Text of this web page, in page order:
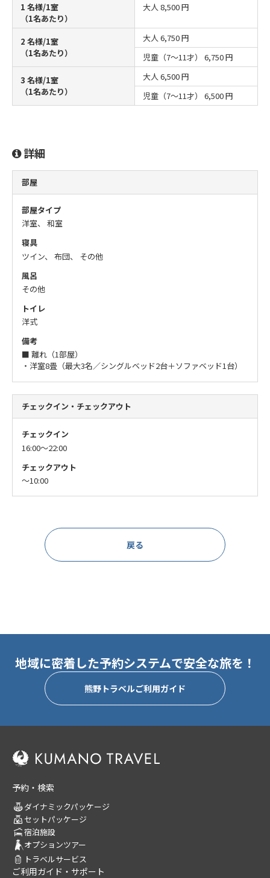
1 名様/1室
（1名あたり）
大人 8,500 円
2 名様/1室
（1名あたり）
大人 6,750 円
児童（7～11才） 6,750 円
3 名様/1室
（1名あたり）
大人 6,500 円
児童（7～11才） 6,500 円
詳細
部屋
部屋タイプ
洋室、 和室
寝具
ツイン、 布団、 その他
風呂
その他
トイレ
洋式
備考
■ 離れ（1部屋）
・洋室8畳（最大3名／シングルベッド2台＋ソファベッド1台）
チェックイン・チェックアウト
チェックイン
16:00〜22:00
チェックアウト
〜10:00
戻る
地域に密着した予約システムで安全な旅を！
熊野トラベルご利用ガイド
予約・検索
ダイナミックパッケージ
セットパッケージ
宿泊施設
オプションツアー
トラベルサービス
ご利用ガイド・サポート